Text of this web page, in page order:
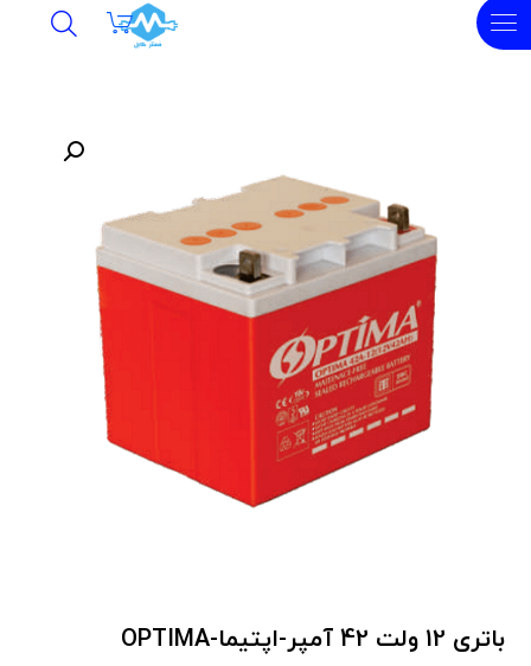
باتری 12 ولت 42 آمپر-اپتیما-OPTIMA